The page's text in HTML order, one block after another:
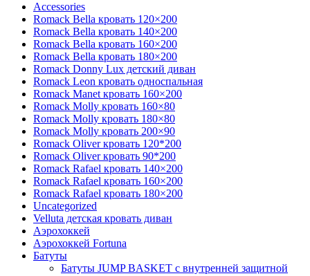
Accessories
Romack Bella кровать 120×200
Romack Bella кровать 140×200
Romack Bella кровать 160×200
Romack Bella кровать 180×200
Romack Donny Lux детский диван
Romack Leon кровать односпальная
Romack Manet кровать 160×200
Romack Molly кровать 160×80
Romack Molly кровать 180×80
Romack Molly кровать 200×90
Romack Oliver кровать 120*200
Romack Oliver кровать 90*200
Romack Rafael кровать 140×200
Romack Rafael кровать 160×200
Romack Rafael кровать 180×200
Uncategorized
Velluta детская кровать диван
Аэрохоккей
Аэрохоккей Fortuna
Батуты
Батуты JUMP BASKET с внутренней защитной